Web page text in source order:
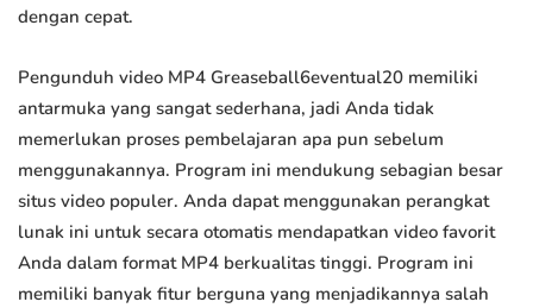
dengan cepat.
Pengunduh video MP4 Greaseball6eventual20 memiliki
antarmuka yang sangat sederhana, jadi Anda tidak
memerlukan proses pembelajaran apa pun sebelum
menggunakannya. Program ini mendukung sebagian besar
situs video populer. Anda dapat menggunakan perangkat
lunak ini untuk secara otomatis mendapatkan video favorit
Anda dalam format MP4 berkualitas tinggi. Program ini
memiliki banyak fitur berguna yang menjadikannya salah